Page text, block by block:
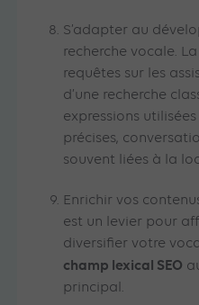
S’adapter au
recherche vocale.
requêtes sur les
d’une recherche
expressions
précises,
souvent liées à la
Enrichir vos
est un levier pour
diversifier votre
champ lexical SEO
principal.